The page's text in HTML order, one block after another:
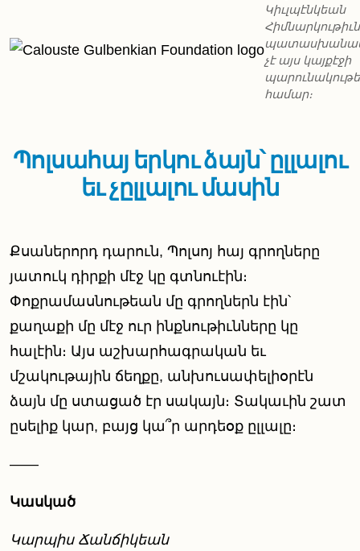
Կիւլպէնկեան
չէ այս կայքէջի
համար։
Պոլսահայ երկու ձայն՝ ըլլալու
եւ չըլլալու մասին
Քսաներորդ դարուն, Պոլսոյ հայ գրողները
յատուկ դիրքի մէջ կը գտնուէին։
Փոքրամասնութեան մը գրողներն էին՝
քաղաքի մը մէջ ուր ինքնութիւնները կը
հալէին։ Այս աշխարհագրական եւ
մշակութային ճեղքը, անխուսափելիօրէն
ձայն մը ստացած էր սակայն։ Տակաւին շատ
ըսելիք կար, բայց կա՞ր արդեօք ըլլալը։
——
Կասկած
Կարպիս Ճանճիկեան